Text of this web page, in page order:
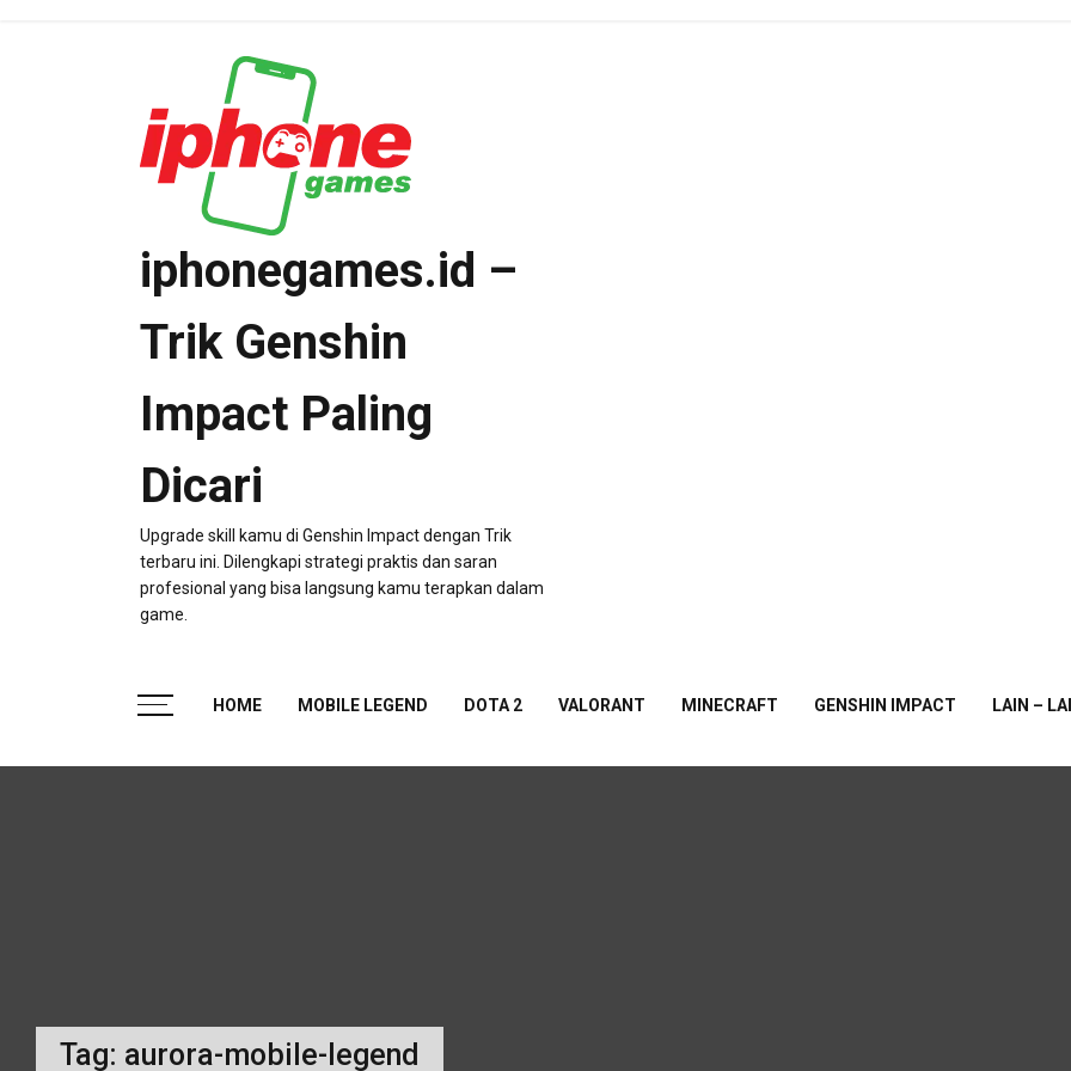
iphonegames.id –
Trik Genshin
Impact Paling
Dicari
Upgrade skill kamu di Genshin Impact dengan Trik
terbaru ini. Dilengkapi strategi praktis dan saran
profesional yang bisa langsung kamu terapkan dalam
game.
HOME MOBILE LEGEND DOTA 2 VALORANT MINECRAFT GENSHIN IMPACT LAIN –
Tag: aurora-mobile-legend